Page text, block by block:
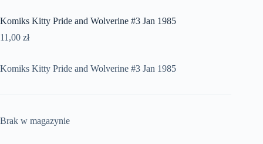
Komiks Kitty Pride and Wolverine #3 Jan 1985
11,00 zł
Komiks Kitty Pride and Wolverine #3 Jan 1985
Brak w magazynie